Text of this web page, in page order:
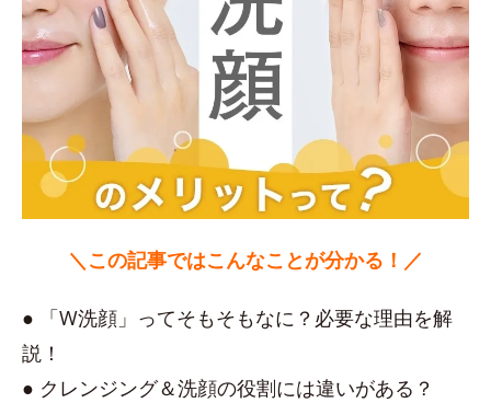
＼この記事ではこんなことが分かる！／
● 「W洗顔」ってそもそもなに？必要な理由を解
説！
● クレンジング＆洗顔の役割には違いがある？